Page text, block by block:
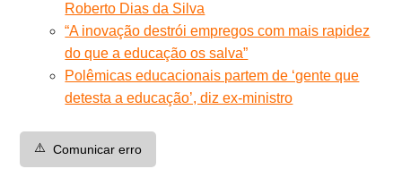
Roberto Dias da Silva
“A inovação destrói empregos com mais rapidez
do que a educação os salva”
Polêmicas educacionais partem de ‘gente que
detesta a educação’, diz ex-ministro
⚠️ Comunicar erro